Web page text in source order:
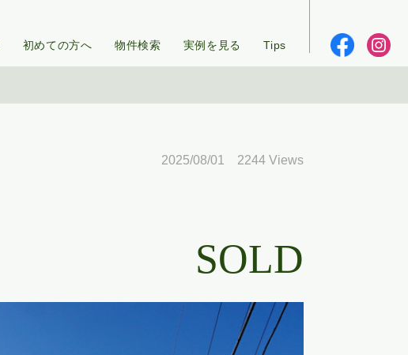
初めての方へ 物件検索 実例を見る Tips
2025/08/01 2244 Views
SOLD